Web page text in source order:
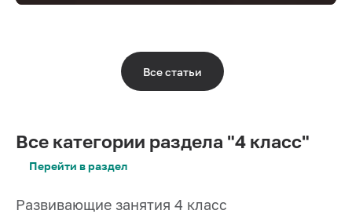
Все статьи
Все категории раздела "4 класс"
Перейти в раздел
Развивающие занятия 4 класс